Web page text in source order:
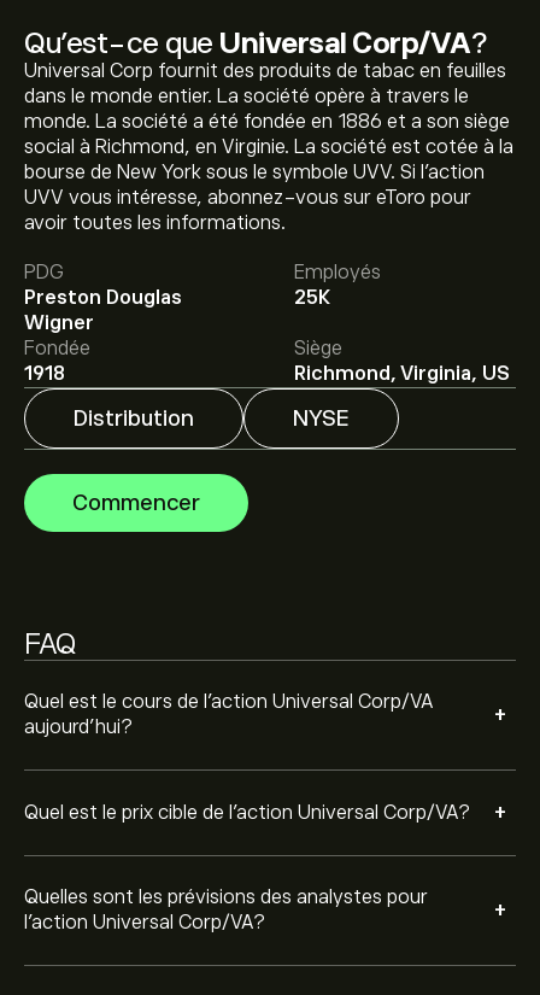
Qu’est-ce que Universal Corp/VA?
Universal Corp fournit des produits de tabac en feuilles
dans le monde entier. La société opère à travers le
monde. La société a été fondée en 1886 et a son siège
social à Richmond, en Virginie. La société est cotée à la
bourse de New York sous le symbole UVV. Si l’action
UVV vous intéresse, abonnez-vous sur eToro pour
avoir toutes les informations.
PDG
Preston Douglas
Wigner
Employés
25K
Fondée
1918
Siège
Richmond, Virginia, US
Distribution NYSE
Commencer
FAQ
Quel est le cours de l'action Universal Corp/VA
aujourd'hui?
+
Le prix actuel de l'action UVV est de 51.15‎$‎.
Quel est le prix cible de l'action Universal Corp/VA? +
Le prix cible moyen pour l'action Universal Corp/VA est
de 51.15‎$‎.
prévisions détaillées des analystes et les prix cibles.
Quelles sont les prévisions des analystes pour
l'action Universal Corp/VA?
+
Les analystes offrent des prévisions pour l'action
Universal Corp/VA en se basant sur les tendances du
marché, les rapports financiers et la croissance
anticipée. Découvrez les dernières prévisions pour les
mouvements de prix futurs.
La capitalisation boursière de Universal Corp/VA est de